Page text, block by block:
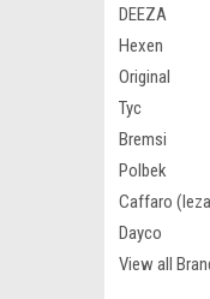
DEEZA
Hexen
Original
Tyc
Bremsi
Polbek
Caffaro
Dayco
View all